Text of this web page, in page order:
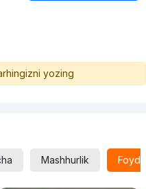
yozing
Mashhurlik